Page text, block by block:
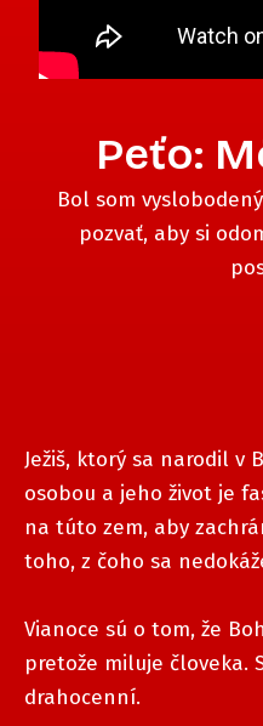
Peťo:
Bol som
pozvať, aby si
Ježiš, ktorý sa narodil v
osobou a jeho život je
na túto zem, aby
toho, z čoho sa
Vianoce sú o tom, že
pretože miluje človeka.
drahocenní.